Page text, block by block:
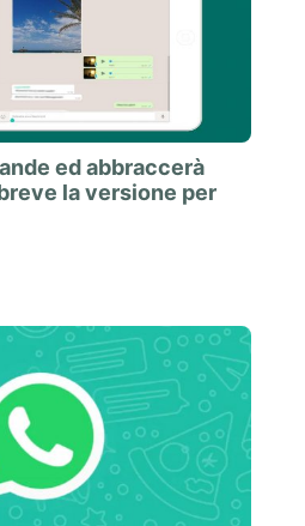
ed abbraccerà
la versione per